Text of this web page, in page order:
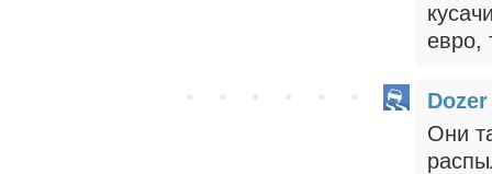
евро,
Dozer
Они